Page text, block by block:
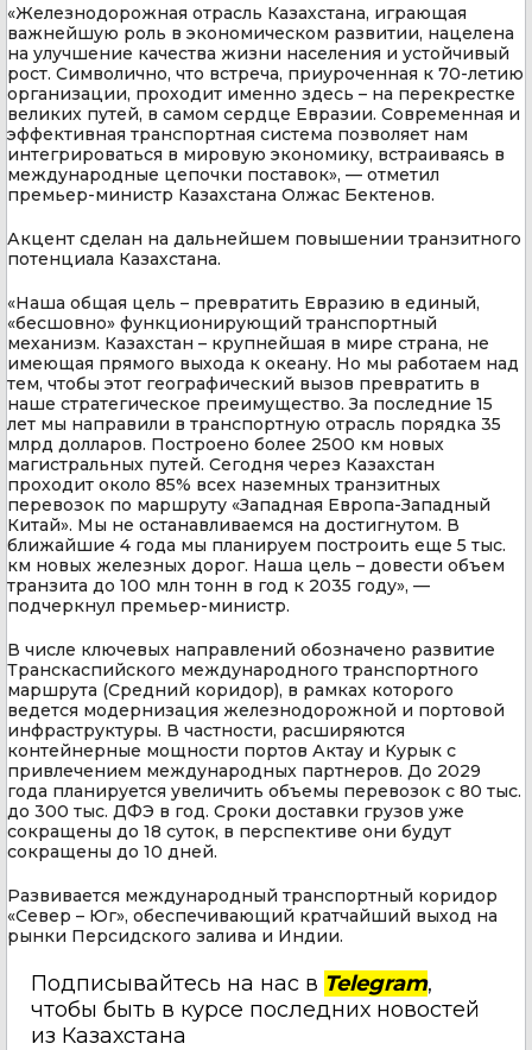
«Железнодорожная отрасль Казахстана, играющая
важнейшую роль в экономическом развитии, нацелена
на улучшение качества жизни населения и устойчивый
рост. Символично, что встреча, приуроченная к 70-летию
организации, проходит именно здесь – на перекрестке
великих путей, в самом сердце Евразии. Современная и
эффективная транспортная система позволяет нам
интегрироваться в мировую экономику, встраиваясь в
международные цепочки поставок», — отметил
премьер-министр Казахстана Олжас Бектенов.
Акцент сделан на дальнейшем повышении транзитного
потенциала Казахстана.
«Наша общая цель – превратить Евразию в единый,
«бесшовно» функционирующий транспортный
механизм. Казахстан – крупнейшая в мире страна, не
имеющая прямого выхода к океану. Но мы работаем над
тем, чтобы этот географический вызов превратить в
наше стратегическое преимущество. За последние 15
лет мы направили в транспортную отрасль порядка 35
млрд долларов. Построено более 2500 км новых
магистральных путей. Сегодня через Казахстан
проходит около 85% всех наземных транзитных
перевозок по маршруту «Западная Европа-Западный
Китай». Мы не останавливаемся на достигнутом. В
ближайшие 4 года мы планируем построить еще 5 тыс.
км новых железных дорог. Наша цель – довести объем
транзита до 100 млн тонн в год к 2035 году», —
подчеркнул премьер-министр.
В числе ключевых направлений обозначено развитие
Транскаспийского международного транспортного
маршрута (Средний коридор), в рамках которого
ведется модернизация железнодорожной и портовой
инфраструктуры. В частности, расширяются
контейнерные мощности портов Актау и Курык с
привлечением международных партнеров. До 2029
года планируется увеличить объемы перевозок с 80 тыс.
до 300 тыс. ДФЭ в год. Сроки доставки грузов уже
сокращены до 18 суток, в перспективе они будут
сокращены до 10 дней.
Развивается международный транспортный коридор
«Север – Юг», обеспечивающий кратчайший выход на
рынки Персидского залива и Индии.
Подписывайтесь на нас в Telegram,
чтобы быть в курсе последних новостей
из Казахстана